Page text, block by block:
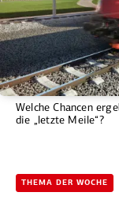
Welche Chancen
die „letzte Meile“?
THEMA DER WOCHE